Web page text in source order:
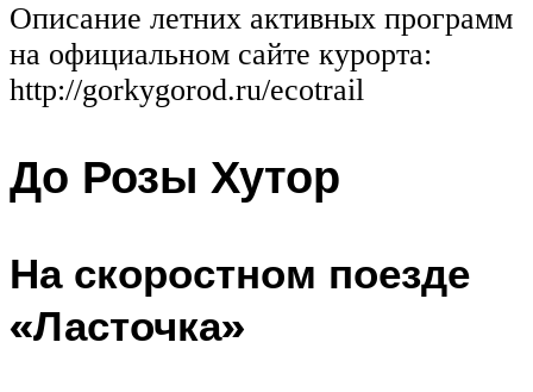
Описание летних активных программ
на официальном сайте курорта:
http://gorkygorod.ru/ecotrail
До Розы Хутор
На скоростном поезде
«Ласточка»